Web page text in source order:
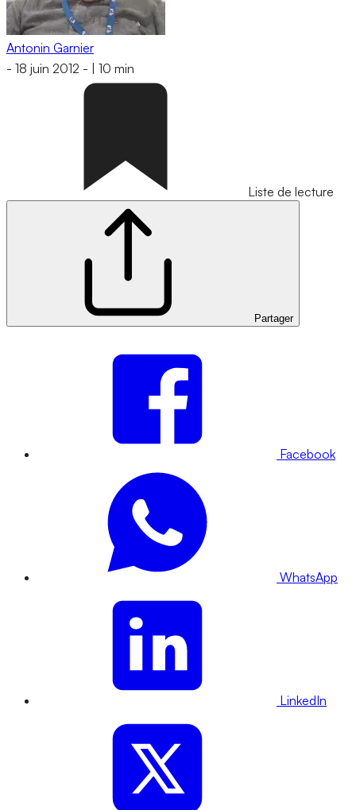
Antonin Garnier
- 18 juin 2012 - 10 min
Liste de lecture
Partager
Facebook
WhatsApp
LinkedIn